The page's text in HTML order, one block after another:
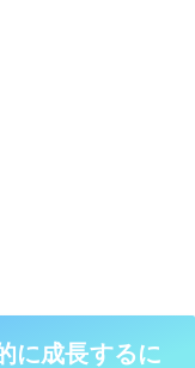
に成長するに